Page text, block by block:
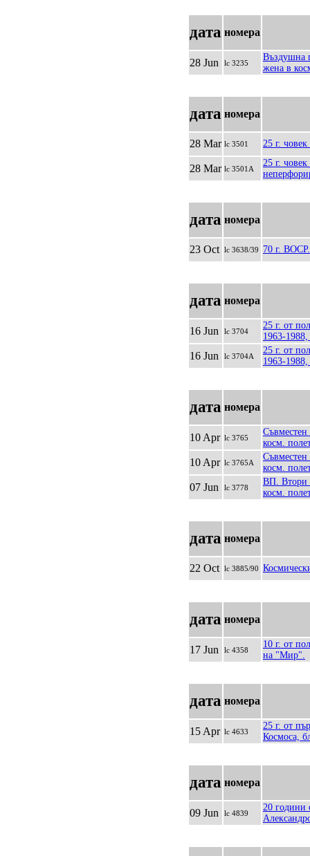
дата номера
28 Jun lc 3235
Въздушна
жена в
дата номера
28 Mar lc 3501 25 г.
28 Mar lc 3501A
25 г.
дата номера
23 Oct lc 3638/39 70 г. ВОСР.
дата номера
16 Jun lc 3704
25 г. от
1963-
16 Jun lc 3704A
25 г. от
1963-
дата номера
10 Apr lc 3765
Съвместен
косм.
10 Apr lc 3765A
Съвместен
косм.
07 Jun lc 3778
ВП. Втори
косм.
дата номера
22 Oct lc 3885/90
дата номера
17 Jun lc 4358
10 г. от
на "Мир".
дата номера
15 Apr lc 4633
25 г. от
Космоса,
дата номера
09 Jun lc 4839
20 години